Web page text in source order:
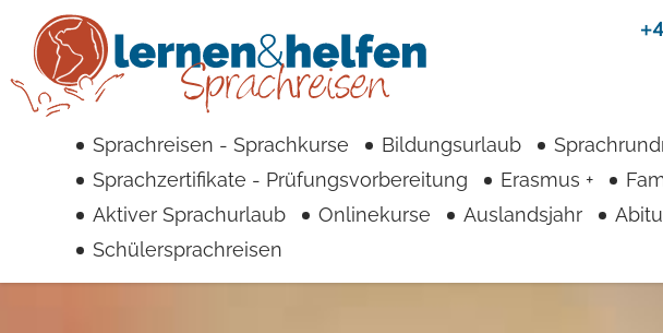
Sprachreisen - Sprachkurse Bildungsurlaub
Sprachzertifikate - Prüfungsvorbereitung
Erasmus +
Aktiver Sprachurlaub
Onlinekurse Auslandsjahr
Schülersprachreisen